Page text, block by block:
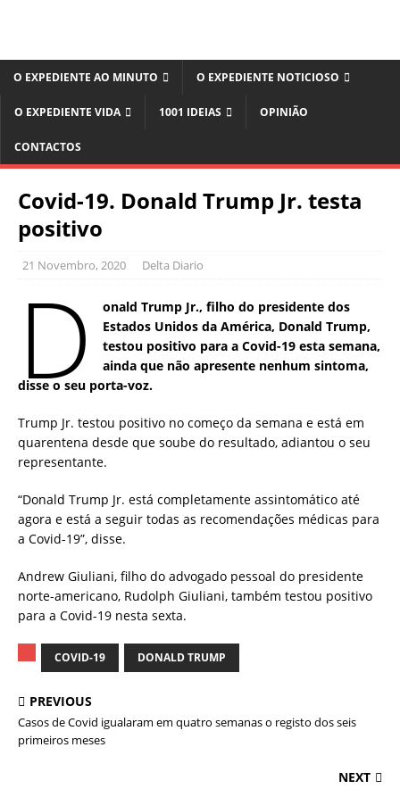
O EXPEDIENTE AO MINUTO O EXPEDIENTE NOTICIOSO
O EXPEDIENTE VIDA 1001 IDEIAS OPINIÃO
CONTACTOS
Covid-19. Donald Trump Jr. testa
positivo
21 Novembro, 2020 Delta Diario
D
onald Trump Jr., filho do presidente dos
Estados Unidos da América, Donald Trump,
testou positivo para a Covid-19 esta semana,
ainda que não apresente nenhum sintoma,
disse o seu porta-voz.
Trump Jr. testou positivo no começo da semana e está em
quarentena desde que soube do resultado, adiantou o seu
representante.
“Donald Trump Jr. está completamente assintomático até
agora e está a seguir todas as recomendações médicas para
a Covid-19”, disse.
Andrew Giuliani, filho do advogado pessoal do presidente
norte-americano, Rudolph Giuliani, também testou positivo
para a Covid-19 nesta sexta.
COVID-19 DONALD TRUMP
PREVIOUS
Casos de Covid igualaram em quatro semanas o registo dos seis
primeiros meses
NEXT